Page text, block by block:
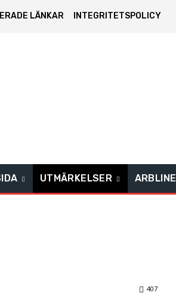
LÄNKAR INTEGRITETSPOLICY
UTMÄRKELSER ARBLINE
407